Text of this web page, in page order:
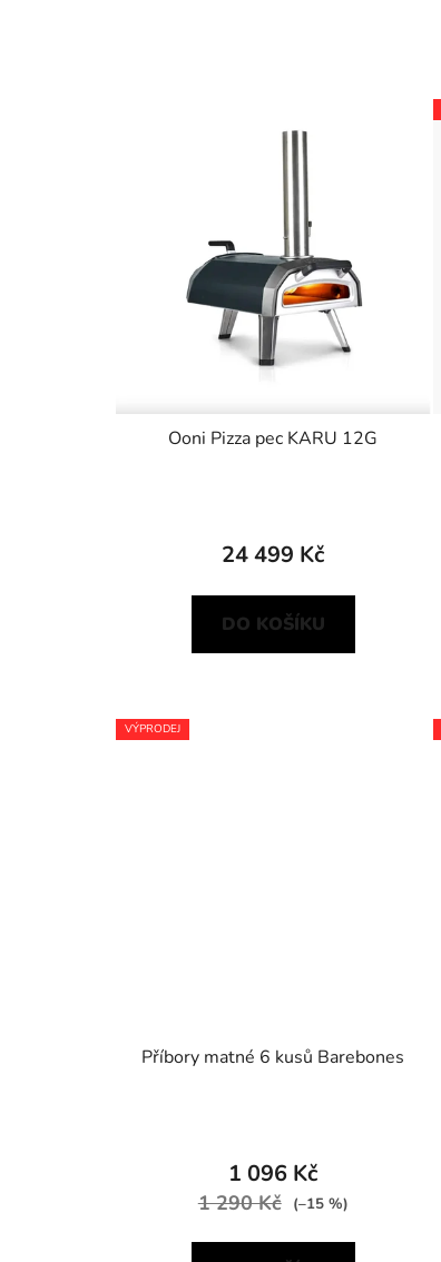
Ooni Pizza pec KARU 12G
24 499 Kč
DO KOŠÍKU
VÝPRODEJ
Příbory matné 6 kusů Barebones
1 096 Kč
1 290 Kč (–15 %)